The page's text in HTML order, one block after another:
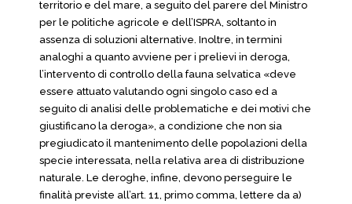
territorio e del mare, a seguito del parere del Ministro
per le politiche agricole e dell’ISPRA, soltanto in
assenza di soluzioni alternative. Inoltre, in termini
analoghi a quanto avviene per i prelievi in deroga,
l’intervento di controllo della fauna selvatica «deve
essere attuato valutando ogni singolo caso ed a
seguito di analisi delle problematiche e dei motivi che
giustificano la deroga», a condizione che non sia
pregiudicato il mantenimento delle popolazioni della
specie interessata, nella relativa area di distribuzione
naturale. Le deroghe, infine, devono perseguire le
finalità previste all’art. 11, primo comma, lettere da a)